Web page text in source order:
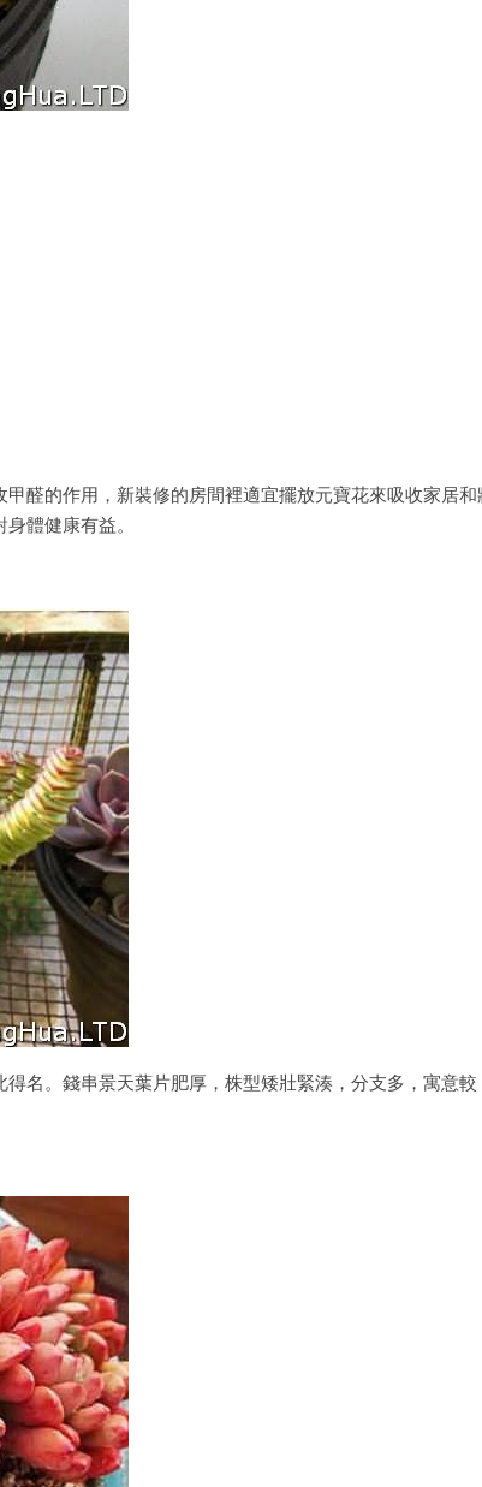
醛的作用，新裝修的房間裡適宜擺放元寶花來吸收家居和
體健康有益。
名。錢串景天葉片肥厚，株型矮壯緊湊，分支多，寓意較